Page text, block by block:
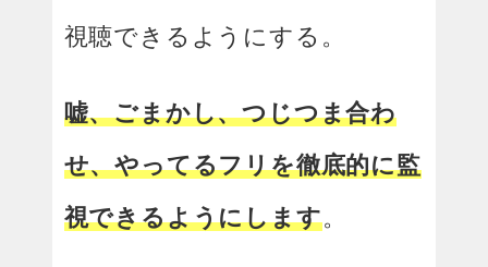
視聴できるようにする。
嘘、ごまかし、つじつま合わ
せ、やってるフリを徹底的に監
視できるようにします。